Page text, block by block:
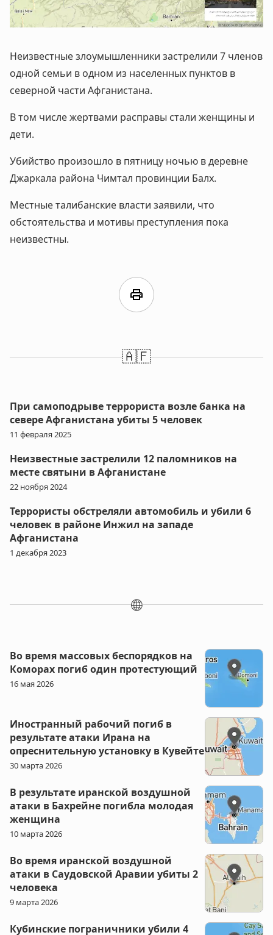
Неизвестные злоумышленники застрелили 7 членов
одной семьи в одном из населенных пунктов в
северной части Афганистана.
В том числе жертвами расправы стали женщины и
дети.
Убийство произошло в пятницу ночью в деревне
Джаркала района Чимтал провинции Балх.
Местные талибанские власти заявили, что
обстоятельства и мотивы преступления пока
неизвестны.
print
🇦🇫
При самоподрыве террориста возле банка на
севере Афганистана убиты 5 человек
11 февраля 2025
Неизвестные застрелили 12 паломников на
месте святыни в Афганистане
22 ноября 2024
Террористы обстреляли автомобиль и убили 6
человек в районе Инжил на западе
Афганистана
1 декабря 2023
🌐
Во время массовых беспорядков на
Коморах погиб один протестующий
16 мая 2026
Иностранный рабочий погиб в
результате атаки Ирана на
опреснительную установку в Кувейте
30 марта 2026
В результате иранской воздушной
атаки в Бахрейне погибла молодая
женщина
10 марта 2026
Во время иранской воздушной
атаки в Саудовской Аравии убиты 2
человека
9 марта 2026
Кубинские пограничники убили 4